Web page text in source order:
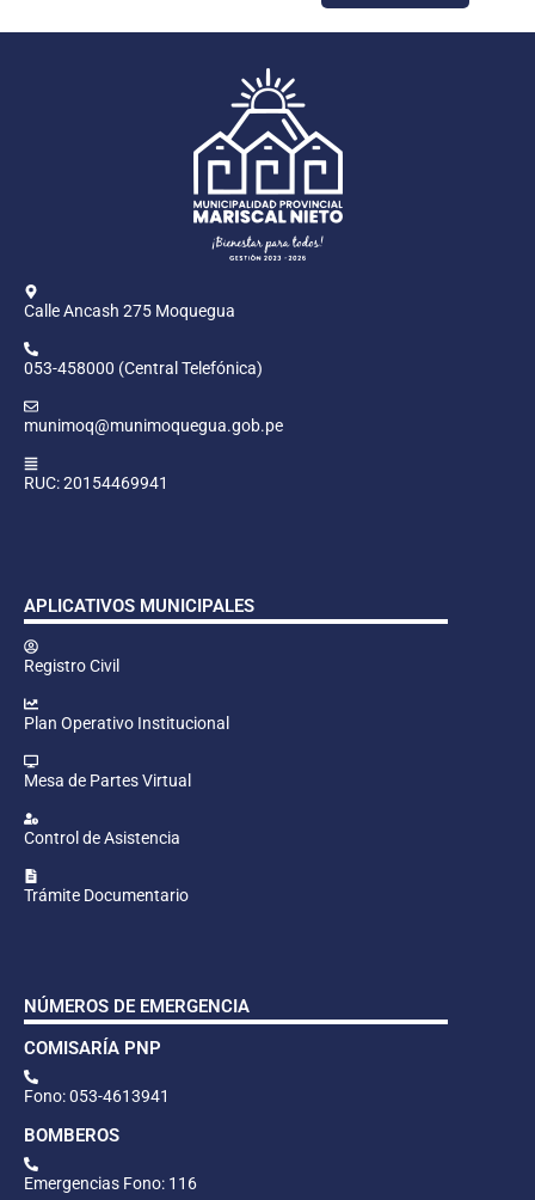
Calle Ancash 275 Moquegua
053-458000 (Central Telefónica)
munimoq@munimoquegua.gob.pe
RUC: 20154469941
APLICATIVOS MUNICIPALES
Registro Civil
Plan Operativo Institucional
Mesa de Partes Virtual
Control de Asistencia
Trámite Documentario
NÚMEROS DE EMERGENCIA
COMISARÍA PNP
Fono: 053-4613941
BOMBEROS
Emergencias Fono: 116